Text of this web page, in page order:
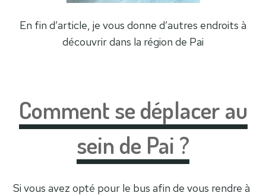
En fin d’article, je vous donne d’autres endroits à
découvrir dans la région de Pai
Comment se déplacer au
sein de Pai ?
Si vous avez opté pour le bus afin de vous rendre à